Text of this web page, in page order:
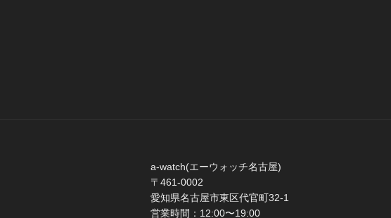
a-watch(エーウォッチ名古屋)
〒461-0002
愛知県名古屋市東区代官町32-1
営業時間：12:00〜19:00